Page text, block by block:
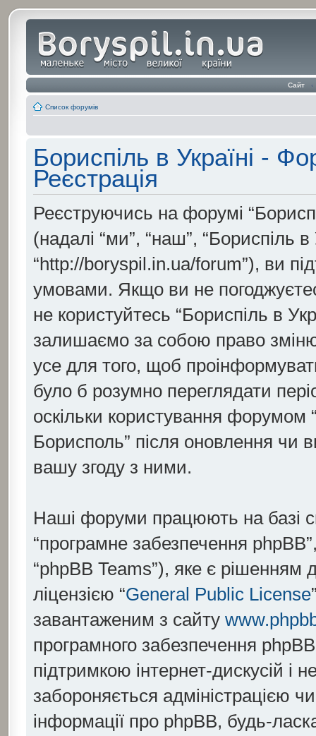
Сайт ‹
Список форумів
Бориспіль в Україні -
Реєстрація
Реєструючись на форумі
(надалі “ми”, “наш”, “Бориспіль
“http://boryspil.in.ua/forum”), ви
умовами. Якщо ви не
не користуйтесь “Бориспіль в
залишаємо за собою право
усе для того, щоб
було б розумно переглядати
оскільки користування форумом
Борисполь” після оновлення чи
вашу згоду з ними.
Наші форуми працюють на базі
“програмне забезпечення
“phpBB Teams”), яке є
ліцензією “General Public License
завантаженим з сайту
програмного забезпечення
підтримкою інтернет-дискусій
забороняється адміністрацією
інформації про phpBB, будь-